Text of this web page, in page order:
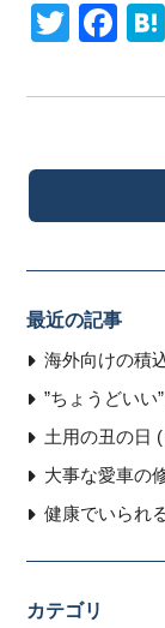
最近の記事
海外向けの積
”ちょうどいい
土用の丑の日
大事な愛車の
健康でいられ
カテゴリ